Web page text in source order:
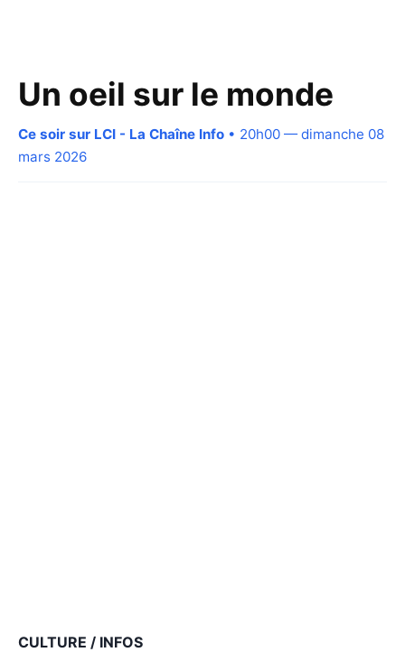
Un oeil sur le monde
Ce soir sur LCI - La Chaîne Info • 20h00 — dimanche 08
mars 2026
CULTURE / INFOS